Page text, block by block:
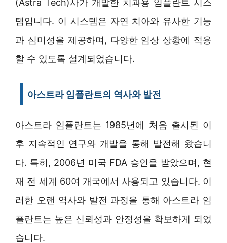
(Astra Tech)사가 개발한 치과용 임플란트 시스
템입니다. 이 시스템은 자연 치아와 유사한 기능
과 심미성을 제공하며, 다양한 임상 상황에 적용
할 수 있도록 설계되었습니다.
아스트라 임플란트의 역사와 발전
아스트라 임플란트는 1985년에 처음 출시된 이
후 지속적인 연구와 개발을 통해 발전해 왔습니
다. 특히, 2006년 미국 FDA 승인을 받았으며, 현
재 전 세계 60여 개국에서 사용되고 있습니다. 이
러한 오랜 역사와 발전 과정을 통해 아스트라 임
플란트는 높은 신뢰성과 안정성을 확보하게 되었
습니다.